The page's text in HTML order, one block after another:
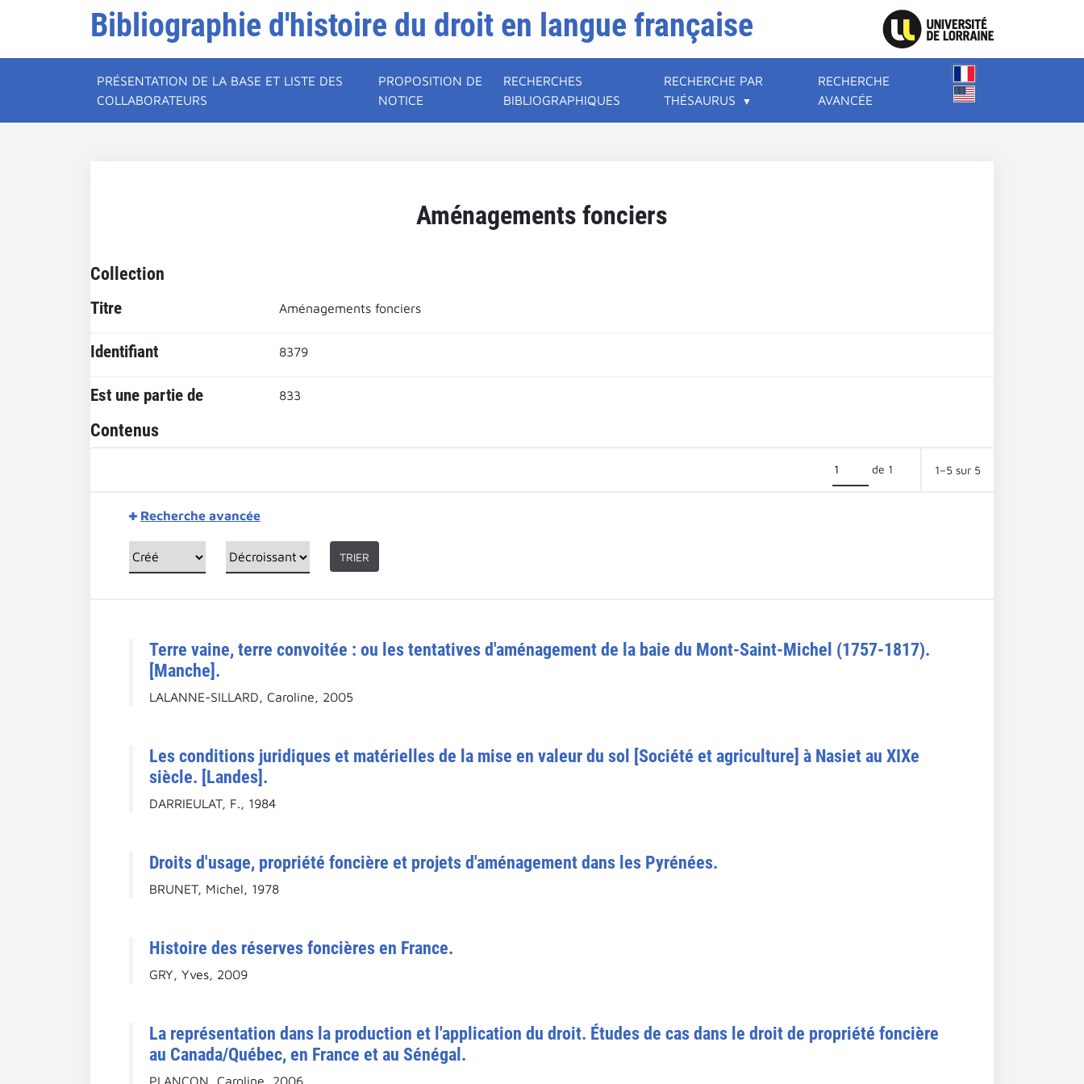
Bibliographie d'histoire du droit en langue française
PRÉSENTATION DE LA BASE ET LISTE DES
COLLABORATEURS
PROPOSITION DE
NOTICE
RECHERCHES
BIBLIOGRAPHIQUES
RECHERCHE PAR
THÉSAURUS
RECHERCHE
AVANCÉE
Aménagements fonciers
Collection
Titre Aménagements fonciers
Identifiant 8379
Est une partie de 833
Contenus
de 1 1–5 sur 5
Recherche avancée
TRIER
Terre vaine, terre convoitée : ou les tentatives d'aménagement de la baie du Mont-Saint-Michel (1757-1817).
[Manche].
LALANNE-SILLARD, Caroline, 2005
Les conditions juridiques et matérielles de la mise en valeur du sol [Société et agriculture] à Nasiet au XIXe
siècle. [Landes].
DARRIEULAT, F., 1984
Droits d'usage, propriété foncière et projets d'aménagement dans les Pyrénées.
BRUNET, Michel, 1978
Histoire des réserves foncières en France.
GRY, Yves, 2009
La représentation dans la production et l'application du droit. Études de cas dans le droit de propriété foncière
au Canada/Québec, en France et au Sénégal.
PLANÇON, Caroline, 2006